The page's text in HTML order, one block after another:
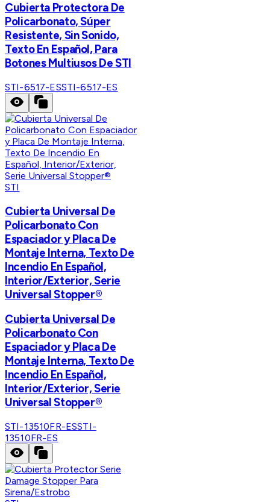
Cubierta Protectora De
Policarbonato, Súper
Resistente, Sin Sonido,
Texto En Español, Para
Botones Multiusos De STI
STI-6517-ESSTI-6517-ES
STI
Cubierta Universal De
Policarbonato Con
Espaciador y Placa De
Montaje Interna, Texto De
Incendio En Español,
Interior/Exterior, Serie
Universal Stopper®
Cubierta Universal De
Policarbonato Con
Espaciador y Placa De
Montaje Interna, Texto De
Incendio En Español,
Interior/Exterior, Serie
Universal Stopper®
STI-13510FR-ESSTI-
13510FR-ES